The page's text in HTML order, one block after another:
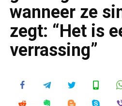
wanneer ze
zegt: “Het is
verrassing”